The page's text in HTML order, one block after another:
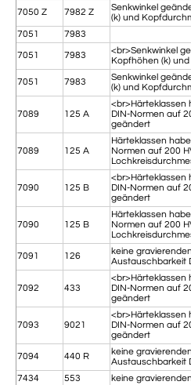
7050 Z 7982 Z
Senkwinkel
(k) und
7051
7983
7051 7983
<br>Senkwinkel
Kopfhöhen (k)
7051 7983
Senkwinkel
(k) und
7089 125 A
<br>Härteklassen
DIN-Normen auf
geändert
7089 125 A
Härteklassen
Normen auf 200
7090 125 B
<br>Härteklassen
DIN-Normen auf
geändert
7090 125 B
Härteklassen
Normen auf 200
7091 126
keine
Austauschbarkeit
7092 433
<br>Härteklassen
DIN-Normen auf
geändert
7093 9021
<br>Härteklassen
DIN-Normen auf
geändert
7094 440 R
keine
Austauschbarkeit
7434
553
keine